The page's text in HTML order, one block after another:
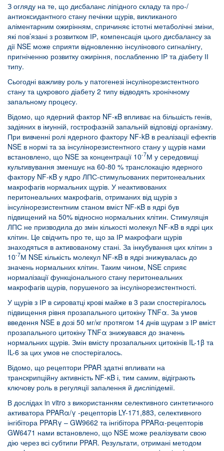
З огляду на те, що дисбаланс ліпідного складу та про-/
антиоксидантного стану печінки щурів, викликаного
аліментарним ожирінням, спричиняє істотні метаболічні зміни,
які пов’язані з розвитком ІР, компенсація цього дисбалансу за
дії NSE може сприяти відновленню інсулінового сигналінгу,
пригніченню розвитку ожиріння, послабленню ІР та діабету ІІ
типу.
Сьогодні важливу роль у патогенезі інсулінорезистентного
стану та цукрового діабету 2 типу відводять хронічному
запальному процесу.
Відомо, що ядерний фактор NF-кB впливає на більшість генів,
задіяних в імунній, гострофазній запальній відповіді організму.
При вивченні ролі ядерного фактору NF-kB в реалізації ефектів
NSE в нормі та за інсулінорезистентного стану у щурів нами
встановлено, що NSE за концентрації 10-7М у середовищі
культивування зменшує на 60-80 % транслокацію ядерного
фактору NF-κB у ядро ЛПС-стимульованих перитонеальних
макрофагів нормальних щурів. У неактивованих
перитонеальних макрофагів, отриманих від щурів з
інсулінорезистентним станом вміст NF-κB в ядрі був
підвищений на 50% відносно нормальних клітин. Стимуляція
ЛПС не призводила до змін кількості молекул NF-κB в ядрі цих
клітин. Це свідчить про те, що за ІР макрофаги щурів
знаходяться в активованому стані. За інкубування цих клітин з
10-7М NSE кількість молекул NF-κB в ядрі знижувалась до
значень нормальних клітин. Таким чином, NSE сприяє
нормалізації функціонального стану перитонеальних
макрофагів щурів, порушеного за інсулінорезистентності.
У щурів з ІР в сироватці крові майже в 3 рази спостерігалось
підвищення рівня прозапального цитокіну TNFα. За умов
введення NSE в дозі 50 мг/кг протягом 14 днів щурам з ІР вміст
прозапального цитокіну TNFα знижувався до значень
нормальних щурів. Змін вмісту прозапальних цитокінів IL-1β та
IL-6 за цих умов не спостерігалось.
Відомо, що рецептори PPAR здатні впливати на
транскрипційну активність NF-κB і, тим самим, відіграють
ключову роль в регуляції запалення й дисліпідемії.
В дослідах in vitro з використанням селективного синтетичного
активатора PPARα/γ -рецепторів LY-171,883, селективного
інгібітора PPARγ – GW9662 та інгібітора PPARα-рецепторів
GW6471 нами встановлено, що NSE може реалізувати свою
дію через всі субтипи PPAR. Результати, отримані методом